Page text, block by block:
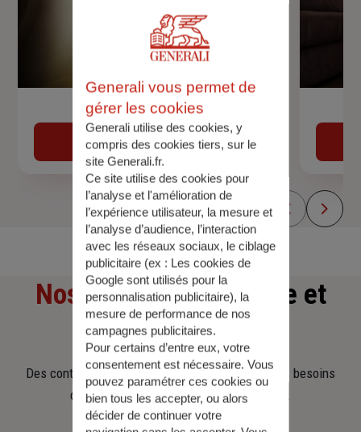
Devis assurance auto
Obtenir une estimation
Nos offresd'assurance et
d'épargne
Des contrats clairs et flexibles pour sécuriser vos besoins
d’aujourd’hui et anticiper ceux de demain.
Generali vous permet de
gérer les cookies
Generali utilise des cookies, y
compris des cookies tiers, sur le
site Generali.fr.
Ce site utilise des cookies pour
l’analyse et l'amélioration de
l’expérience utilisateur, la mesure et
l’analyse d’audience, l’interaction
avec les réseaux sociaux, le ciblage
publicitaire (ex : Les cookies de
Google sont utilisés pour la
personnalisation publicitaire), la
mesure de performance de nos
campagnes publicitaires.
Pour certains d’entre eux, votre
consentement est nécessaire. Vous
pouvez paramétrer ces cookies ou
bien tous les accepter, ou alors
décider de continuer votre